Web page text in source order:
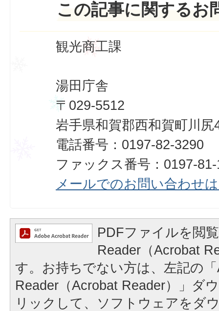
この記事に関するお
観光商工課
湯田庁舎
〒029-5512
岩手県和賀郡西和賀町川
電話番号：0197-82-3290
ファックス番号：0197-
メールでのお問い合わせ
PDFファイルを閲
Reader（Acrobat
す。お持ちでない方は、左記の
Reader（Acrobat Reader）」ダ
リックして、ソフトウェアをダ